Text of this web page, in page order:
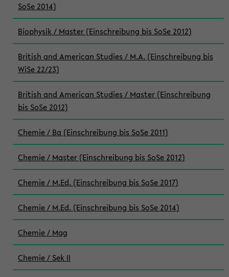
SoSe 2014)
Biophysik / Master (Einschreibung bis SoSe 2012)
British and American Studies / M.A. (Einschreibung bis
WiSe 22/23)
British and American Studies / Master (Einschreibung
bis SoSe 2012)
Chemie / Ba (Einschreibung bis SoSe 2011)
Chemie / Master (Einschreibung bis SoSe 2012)
Chemie / M.Ed. (Einschreibung bis SoSe 2017)
Chemie / M.Ed. (Einschreibung bis SoSe 2014)
Chemie / Mag
Chemie / Sek II